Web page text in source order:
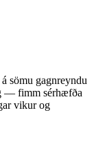
sömu gagnreyndu
— fimm sérhæfða
vikur og